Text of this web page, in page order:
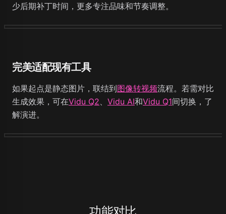
少后期补丁时间，更多专注品味和节奏调整。
完美适配现有工具
如果起点是静态图片，联结到图像转视频流程。若需对比
生成效果，可在Vidu Q2、 Vidu AI和Vidu Q1间切换，了
解演进。